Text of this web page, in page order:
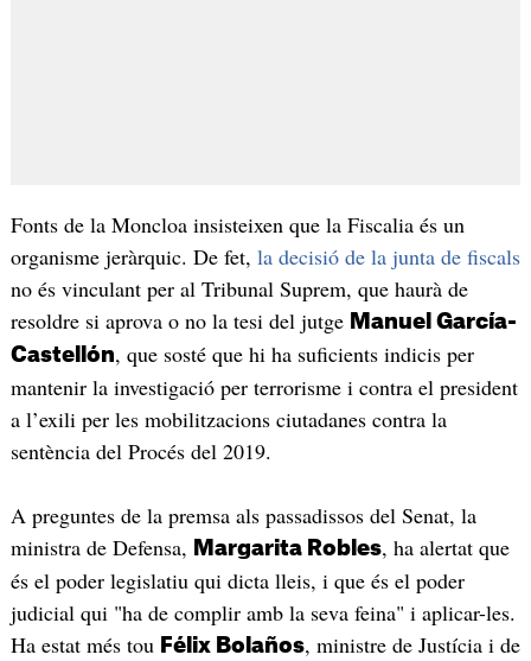
Fonts de la Moncloa insisteixen que la Fiscalia és un
organisme jeràrquic. De fet, la decisió de la junta de fiscals
no és vinculant per al Tribunal Suprem, que haurà de
resoldre si aprova o no la tesi del jutge Manuel García-
Castellón, que sosté que hi ha suficients indicis per
mantenir la investigació per terrorisme i contra el president
a l’exili per les mobilitzacions ciutadanes contra la
sentència del Procés del 2019.
A preguntes de la premsa als passadissos del Senat, la
ministra de Defensa,
Margarita Robles, ha alertat que
és el poder legislatiu qui dicta lleis, i que és el poder
judicial qui "ha de complir amb la seva feina" i aplicar-les.
Ha estat més tou Félix Bolaños, ministre de Justícia i de